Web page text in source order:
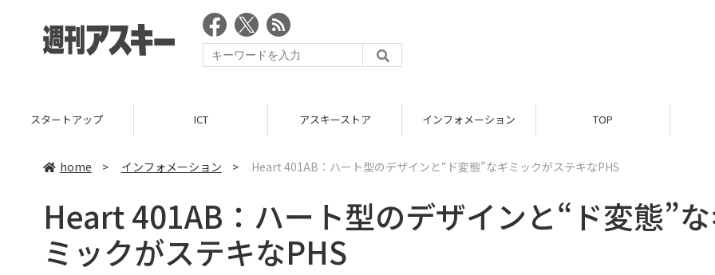
スタートアップ ICT アスキーストア インフォメーション TOP
home > インフォメーション > Heart 401AB：ハート型のデザインと“ド変態”なギミックがステキなPHS
Heart 401AB：ハート型のデザインと“ド変態”
ミックがステキなPHS